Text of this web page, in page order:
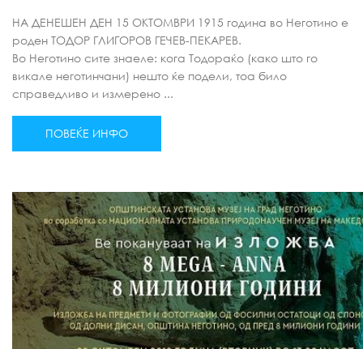
НА ДЕНЕШЕН ДЕН 15 ОКТОМВРИ 1915 година во Неготино е
роден ТОДОР ГЛИГОРОВ ГЕЧЕВ-ПЕКАРЕВ.
Во Неготино сите знаеле: кога Тодораќо (како што го
викале неготинчани) нешто ќе подели, тоа било
справедливо и измерено ...
ПОВЕЌЕ ИНФО